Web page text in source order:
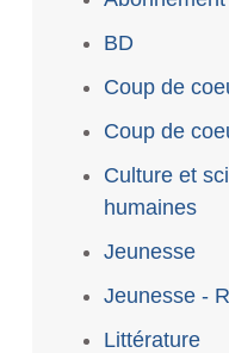
BD
Coup de
Coup de
Culture et
humaines
Jeunesse
Jeunesse -
Littérature